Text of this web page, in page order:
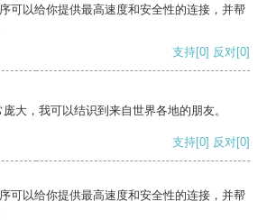
可以给你提供最高速度和安全性的连接，并帮
支持[0] 反对[0]
大，我可以结识到来自世界各地的朋友。
支持[0] 反对[0]
可以给你提供最高速度和安全性的连接，并帮